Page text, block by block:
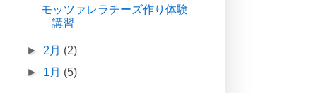
モッツァレラチーズ作り体験
講習
► 2月 (2)
► 1月 (5)